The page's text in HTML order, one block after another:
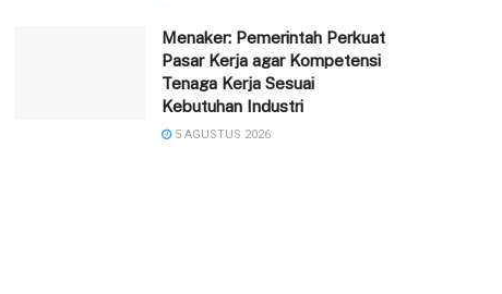
Menaker: Pemerintah Perkuat
Pasar Kerja agar Kompetensi
Tenaga Kerja Sesuai
Kebutuhan Industri
5 AGUSTUS 2026